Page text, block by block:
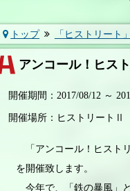
トップ 「ヒストリート
アンコール！ヒス
開催期間：2017/08/12 ～
開催場所：ヒストリートⅡ
「アンコール！ヒスト
を開催致します。
今年で、「鉄の暴風」